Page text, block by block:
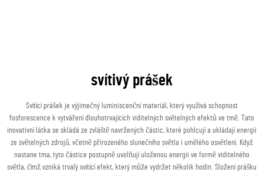
svítivý prášek
Svítící prášek je výjimečný luminiscenční materiál, který využívá schopnost
fosforescence k vytváření dlouhotrvajících viditelných světelných efektů ve tmě. Tato
inovativní látka se skládá ze zvláště navržených částic, které pohlcují a ukládají energii
ze světelných zdrojů, včetně přirozeného slunečního světla i umělého osvětlení. Když
nastane tma, tyto částice postupně uvolňují uloženou energii ve formě viditelného
světla, čímž vzniká trvalý svítící efekt, který může vydržet několik hodin. Složení prášku